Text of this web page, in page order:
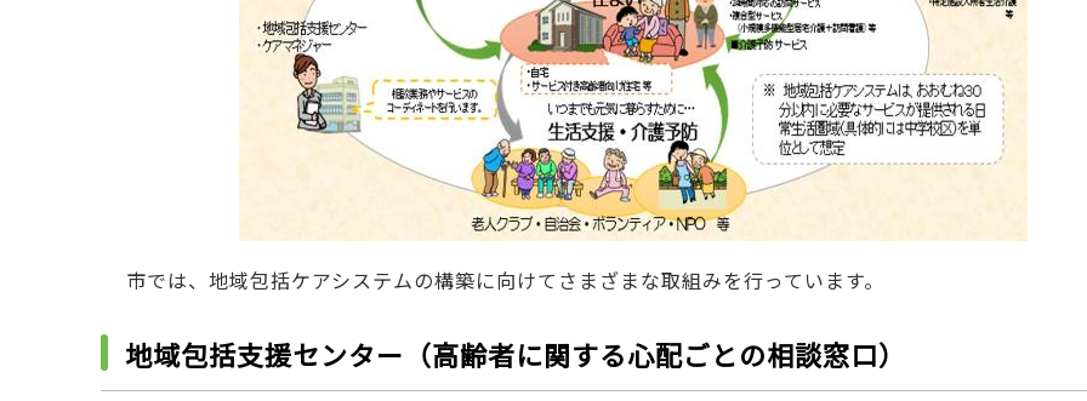
市では、地域包括ケアシステムの構築に向けてさまざまな取組みを行っています。
地域包括支援センター（高齢者に関する心配ごとの相談窓口）